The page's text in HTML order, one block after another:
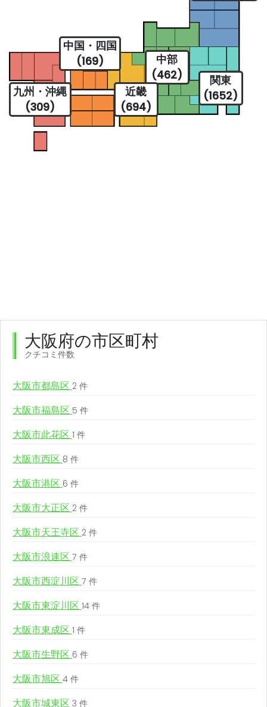
関東
(1652)
中部
(462)
近畿
(694)
中国・四国
(169)
九州・沖縄
(309)
大阪府の市区町村
クチコミ件数
大阪市都島区 2 件
大阪市福島区 5 件
大阪市此花区 1 件
大阪市西区 8 件
大阪市港区 6 件
大阪市大正区 2 件
大阪市天王寺区 2 件
大阪市浪速区 7 件
大阪市西淀川区 7 件
大阪市東淀川区 14 件
大阪市東成区 1 件
大阪市生野区 6 件
大阪市旭区 4 件
大阪市城東区 3 件